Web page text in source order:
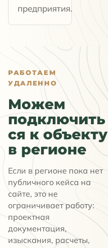
предприятия.
РАБОТАЕМ
УДАЛЕННО
Можем
подключить
ся к объекту
в регионе
Если в регионе пока нет
публичного кейса на
сайте, это не
ограничивает работу:
проектная
документация,
изыскания, расчеты,